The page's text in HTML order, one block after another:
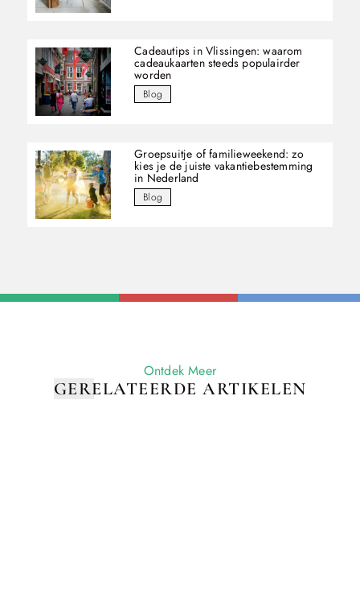
Cadeautips in Vlissingen: waarom
cadeaukaarten steeds populairder
worden
Blog
Groepsuitje of familieweekend: zo
kies je de juiste vakantiebestemming
in Nederland
Blog
Ontdek Meer
GERELATEERDE ARTIKELEN